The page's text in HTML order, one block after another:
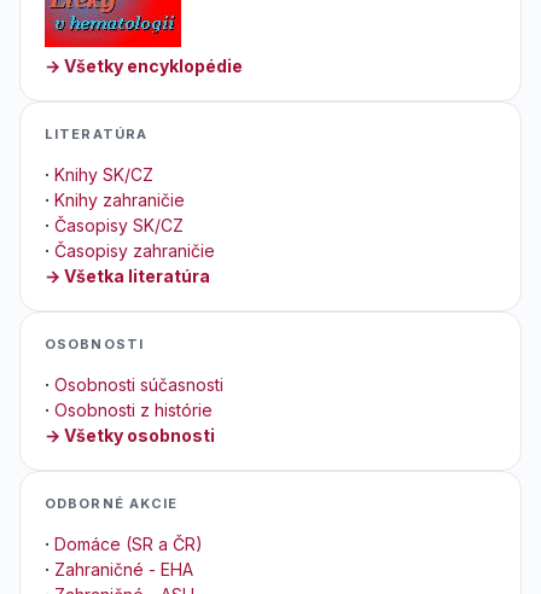
→ Všetky encyklopédie
LITERATÚRA
· Knihy SK/CZ
· Knihy zahraničie
· Časopisy SK/CZ
· Časopisy zahraničie
→ Všetka literatúra
OSOBNOSTI
· Osobnosti súčasnosti
· Osobnosti z histórie
→ Všetky osobnosti
ODBORNÉ AKCIE
· Domáce (SR a ČR)
· Zahraničné - EHA